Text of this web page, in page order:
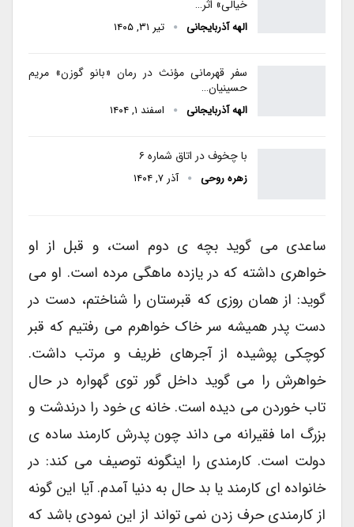
خیالی» اثر…
الهه آذربایجانی تیر ۳۱, ۱۴۰۵
سفر قهرمانی مؤنث در رمان «بانو گوزن» مریم
حسینیان…
الهه آذربایجانی اسفند ۱, ۱۴۰۴
با چخوف در اتاق شماره ۶
زهره روحی آذر ۷, ۱۴۰۴
ساعدی می گوید بچه ی دوم است، و قبل از او
خواهری داشته که در یازده ماهگی مرده است. او می
گوید: از همان روزی که قبرستان را شناختم، دست در
دست پدر همیشه سر خاک خواهرم می رفتیم که قبر
کوچکی پوشیده از آجرهای ظریف و مرتب داشت.
خواهرش را می گوید داخل گور توی گهواره در حال
تاب خوردن می دیده است. خانه ی خود را درندشت و
بزرگ اما فقیرانه می داند چون پدرش کارمند ساده ی
دولت است. کارمندی را اینگونه توصیف می کند: در
خانواده ای کارمند یا بد حال به دنیا آمدم. آیا این گونه
از کارمندی حرف زدن نمی تواند از این نمودی باشد که